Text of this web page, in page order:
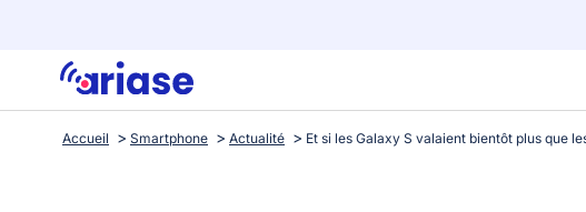
Accueil Smartphone Actualité